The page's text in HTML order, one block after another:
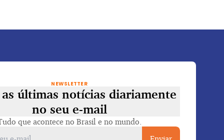
NEWSLETTER
as últimas notícias diariamente
no seu e-mail
que acontece no Brasil e no mundo.